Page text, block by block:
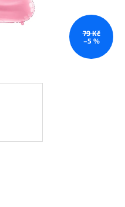
79 Kč
–5 %